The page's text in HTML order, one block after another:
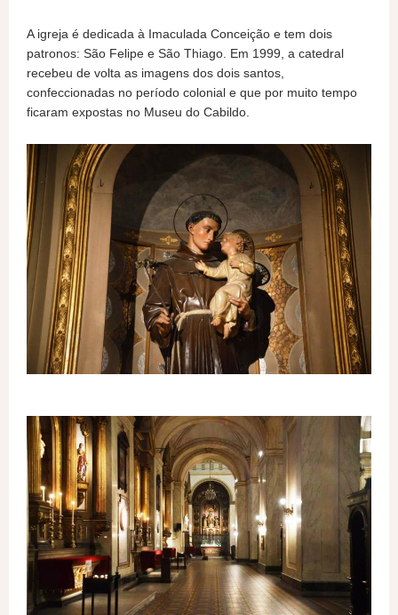
A igreja é dedicada à Imaculada Conceição e tem dois
patronos: São Felipe e São Thiago. Em 1999, a catedral
recebeu de volta as imagens dos dois santos,
confeccionadas no período colonial e que por muito tempo
ficaram expostas no Museu do Cabildo.